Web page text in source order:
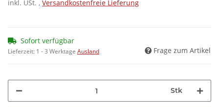
inkl. USt. , Versandkostenfreie Lieferung
Sofort verfügbar
Lieferzeit: 1 - 3 Werktage Ausland Frage zum Artikel
Stk